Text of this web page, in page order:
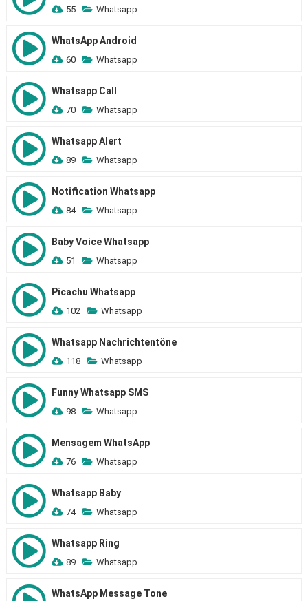
55 Whatsapp
WhatsApp Android
60 Whatsapp
Whatsapp Call
70 Whatsapp
Whatsapp Alert
89 Whatsapp
Notification Whatsapp
84 Whatsapp
Baby Voice Whatsapp
51 Whatsapp
Picachu Whatsapp
102 Whatsapp
Whatsapp Nachrichtentöne
118 Whatsapp
Funny Whatsapp SMS
98 Whatsapp
Mensagem WhatsApp
76 Whatsapp
Whatsapp Baby
74 Whatsapp
Whatsapp Ring
89 Whatsapp
WhatsApp Message Tone